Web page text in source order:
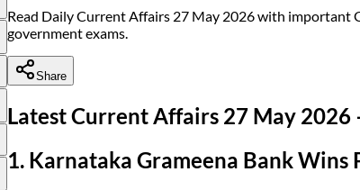
Read Daily Current Affairs 27 May 2026 with important
government exams.
Share
Latest Current Affairs 27 May 2026
1. Karnataka Grameena Bank